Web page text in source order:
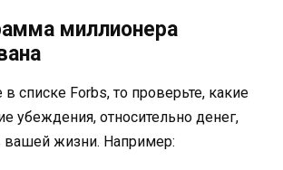
миллионера
списке Forbs, то проверьте, какие
убеждения, относительно денег,
вашей жизни. Например: